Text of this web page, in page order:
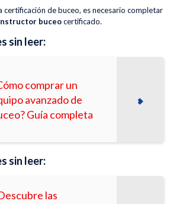
certificación de buceo, es necesario completar
buceocertificado.
sin leer:
comprar un
avanzado de
Guía completa
sin leer:
las